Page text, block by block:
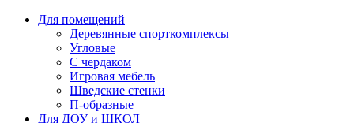
Для помещений
Деревянные спорткомплексы
Угловые
С чердаком
Игровая мебель
Шведские стенки
П-образные
Для ДОУ и ШКОЛ